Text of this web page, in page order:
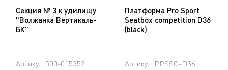
Секция № 3 к удилищу
"Волжанка Вертикаль-
БК"
Артикул 500-015352
Платформа Pro Sport
Seatbox competition D36
(blaсk)
Артикул PPSSC-D36